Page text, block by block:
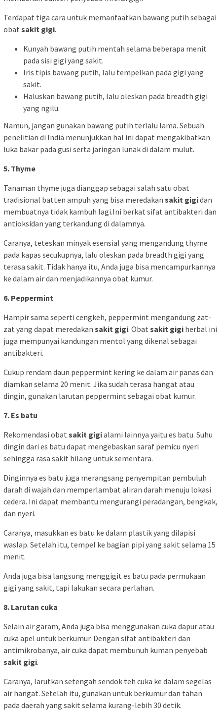
Terdapat tiga cara untuk memanfaatkan bawang putih sebagai
obat sakit gigi.
Kunyah bawang putih mentah selama beberapa menit
pada sisi gigi yang sakit.
Iris tipis bawang putih, lalu tempelkan pada gigi yang
sakit.
Haluskan bawang putih, lalu oleskan pada breadth gigi
yang ngilu.
Namun, jangan gunakan bawang putih terlalu lama. Sebuah
penelitian di India menunjukkan hal ini dapat mengakibatkan
luka bakar pada gusi serta jaringan lunak di dalam mulut.
5. Thyme
Tanaman thyme juga dianggap sebagai salah satu obat
tradisional batten ampuh yang bisa meredakan sakit gigidan
membuatnya tidak kambuh lagi.Ini berkat sifat antibakteri dan
antioksidan yang terkandung di dalamnya.
Caranya, teteskan minyak esensial yang mengandung thyme
pada kapas secukupnya, lalu oleskan pada breadth gigi yang
terasa sakit. Tidak hanya itu, Anda juga bisa mencampurkannya
ke dalam air dan menjadikannya obat kumur.
6. Peppermint
Hampir sama seperti cengkeh, peppermint mengandung zat-
zat yang dapat meredakan sakit gigi. Obat sakit gigi herbal ini
juga mempunyai kandungan mentol yang dikenal sebagai
antibakteri.
Cukup rendam daun peppermint kering ke dalam air panas dan
diamkan selama 20 menit. Jika sudah terasa hangat atau
dingin, gunakan larutan peppermint sebagai obat kumur.
7. Es batu
Rekomendasi obat sakit gigialami lainnya yaitu es batu. Suhu
dingin dari es batu dapat mengebaskan saraf pemicu nyeri
sehingga rasa sakit hilang untuk sementara.
Dinginnya es batu juga merangsang penyempitan pembuluh
darah di wajah dan memperlambat aliran darah menuju lokasi
cedera. Ini dapat membantu mengurangi peradangan, bengkak,
dan nyeri.
Caranya, masukkan es batu ke dalam plastik yang dilapisi
waslap. Setelah itu, tempel ke bagian pipi yang sakit selama 15
menit.
Anda juga bisa langsung menggigit es batu pada permukaan
gigi yang sakit, tapi lakukan secara perlahan.
8. Larutan cuka
Selain air garam, Anda juga bisa menggunakan cuka dapur atau
cuka apel untuk berkumur. Dengan sifat antibakteri dan
antimikrobanya, air cuka dapat membunuh kuman penyebab
sakit gigi.
Caranya, larutkan setengah sendok teh cuka ke dalam segelas
air hangat. Setelah itu, gunakan untuk berkumur dan tahan
pada daerah yang sakit selama kurang-lebih 30 detik.